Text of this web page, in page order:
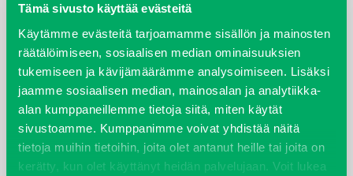
Tämä sivusto käyttää evästeitä
Käytämme evästeitä tarjoamamme sisällön ja mainosten
räätälöimiseen, sosiaalisen median ominaisuuksien
tukemiseen ja kävijämäärämme analysoimiseen. Lisäksi
jaamme sosiaalisen median, mainosalan ja analytiikka-
alan kumppaneillemme tietoja siitä, miten käytät
sivustoamme. Kumppanimme voivat yhdistää näitä
tietoja muihin tietoihin, joita olet antanut heille tai joita on
kerätty, kun olet käyttänyt heidän palvelujaan. Voit lukea
syyskuu 2023
joulukuu 2022
huhtikuu 2022
helmikuu 2022
joulukuu 2021